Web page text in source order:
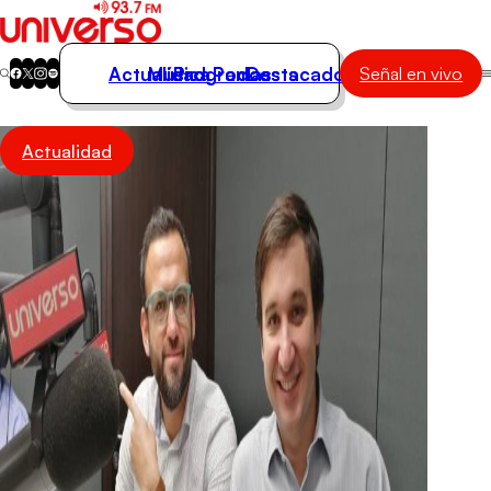
Actualidad
Música
Programas
Podcasts
Destacados
Actualidad
Música
Programas
Podcasts
Destacados Señal en vivo
Actualidad